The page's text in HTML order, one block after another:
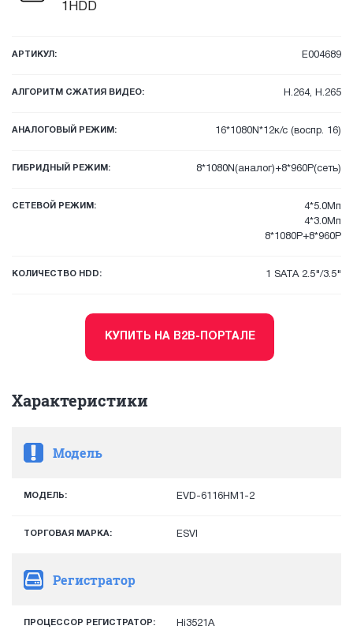
1HDD
АРТИКУЛ: E004689
АЛГОРИТМ СЖАТИЯ ВИДЕО: H.264, H.265
АНАЛОГОВЫЙ РЕЖИМ: 16*1080N*12к/с (воспр. 16)
ГИБРИДНЫЙ РЕЖИМ: 8*1080N(аналог)+8*960P(сеть)
СЕТЕВОЙ РЕЖИМ:
4*5.0Мп
4*3.0Мп
8*1080P+8*960P
КОЛИЧЕСТВО HDD: 1 SATA 2.5"/3.5"
КУПИТЬ НА B2B-ПОРТАЛЕ
Характеристики
Модель
МОДЕЛЬ: EVD-6116HM1-2
ТОРГОВАЯ МАРКА: ESVI
Регистратор
ПРОЦЕССОР РЕГИСТРАТОР: Hi3521A